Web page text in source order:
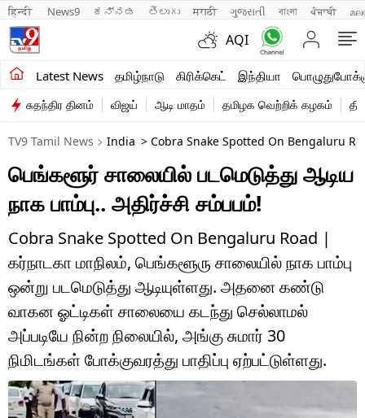
हिन्दी News9 ಕನ್ನಡ తెలుగు मराठी ગુજરાતી বাংলা ਪੰਜਾਬੀ
AQI
Latest News தமிழ்நாடு கிரிக்கெட் இந்தியா
சமீபத்திய செய்திகள்
தமிழ்நாடு
இந்தியா
உலகம்
விளையாட்டு
பொழுதுபோக்கு
லைஃப்ஸ்டைல்
வணிகம்
டெக்னாலஜி
ஆன்மீகம்
சுதந்திர தினம் விஜய் ஆடி மாதம் தமிழக வெற்றிக் கழகம்
TV9 Tamil News India > Cobra Snake Spotted On Bengaluru
பெங்களூர் சாலையில் படமெடுத்து ஆடிய
நாக பாம்பு.. அதிர்ச்சி சம்பபம்!
Cobra Snake Spotted On Bengaluru Road |
கர்நாடகா மாநிலம், பெங்களூரு சாலையில் நாக பாம்பு
ஒன்று படமெடுத்து ஆடியுள்ளது. அதனை கண்டு
வாகன ஓட்டிகள் சாலையை கடந்து செல்லாமல்
அப்படியே நின்ற நிலையில், அங்கு சுமார் 30
நிமிடங்கள் போக்குவரத்து பாதிப்பு ஏற்பட்டுள்ளது.